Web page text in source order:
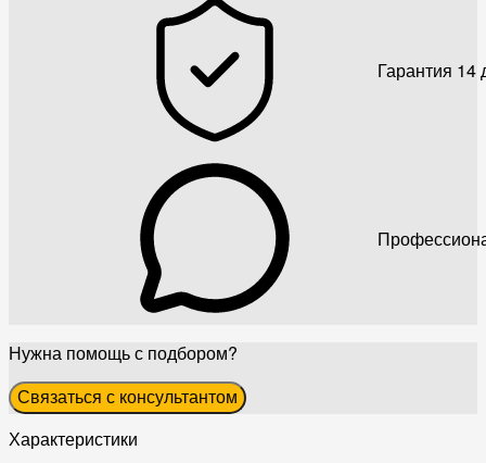
Гарантия 14
Нужна помощь с подбором?
Связаться с консультантом
Характеристики